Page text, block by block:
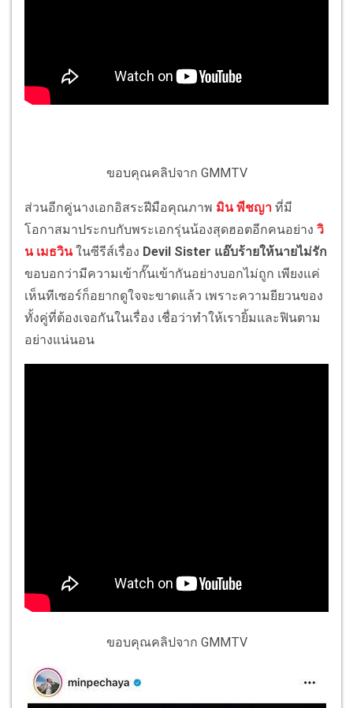
ขอบคุณคลิปจาก GMMTV
ส่วนอีกคู่นางเอกอิสระฝีมือคุณภาพ มิน พีชญา ที่มี
โอกาสมาประกบกับพระเอกรุ่นน้องสุดฮอตอีกคนอย่าง วิ
น เมธวินในซีรีส์เรื่อง Devil Sister แอ๊บร้ายให้นายไม่รัก
ขอบอกว่ามีความเข้ากั๊นเข้ากันอย่างบอกไม่ถูก เพียงแค่
เห็นทีเซอร์ก็อยากดูใจจะขาดแล้ว เพราะความยียวนของ
ทั้งคู่ที่ต้องเจอกันในเรื่อง เชื่อว่าทำให้เรายิ้มและฟินตาม
อย่างแน่นอน
ขอบคุณคลิปจาก GMMTV